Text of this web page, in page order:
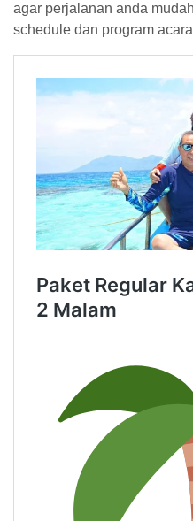
agar perjalanan anda
schedule dan program